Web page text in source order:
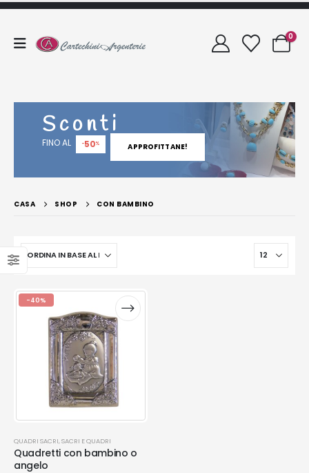
0
Sconti
FINO AL -50% APPROFITTANE!
CASA SHOP CON BAMBINO
-40%
QUADRI SACRI, SACRI E QUADRI
Quadretti con bambino o
angelo